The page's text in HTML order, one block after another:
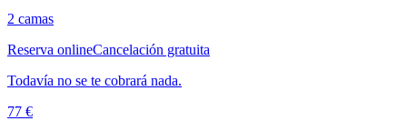
2 camas
Reserva onlineCancelación gratuita
Todavía no se te cobrará nada.
77 €